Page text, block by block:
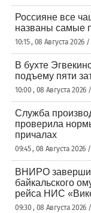
Россияне все
названы самые
10:15 , 08 Августа 2026 /
В бухте
подъему пяти
10:00 , 08 Августа 2026
Служба
проверила
причалах
09:45 , 08 Августа 2026
ВНИРО
байкальского
рейса НИС
09:30 , 08 Августа 2026